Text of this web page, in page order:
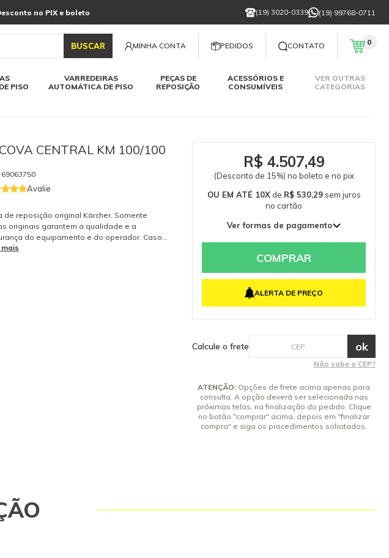
no PIX e boleto (19) 3020-0339 (19) 99768-0711
BUSCAR MINHA CONTA PEDIDOS CONTATO 0
PISO
VARREDEIRAS
AUTOMÁTICA DE PISO
PEÇAS DE
REPOSIÇÃO
ACESSÓRIOS E
CONSUMÍVEIS
VER OUTRAS
CATEGORIAS
CENTRAL KM 100/100
69063750
Avalie
de reposição original Kärcher. Somente
originais garantem a qualidade e a
do equipamento e do operador. Caso
dúvidas consulte-nos: (19) 99768-0711.
mais
R$ 4.507,49
(Desconto de 15%) no boleto e no pix
OU EM ATÉ 10Xde R$ 530,29sem juros
no cartão
Ver formas de pagamento
2x de R$ 2.651,46 sem juros
5x de R$ 1.060,59 sem juros
8x de R$ 662,87 sem juros
9x de R$ 589,21 sem juros
COMPRAR
ALERTA DE PREÇO
Calcule o frete
Não sabe o CEP?
ATENÇÃO: Opções de frete acima apenas para
consulta. A opção deverá ser selecionada nas
próximas telas, na finalização do pedido. Clique
no botão "comprar" acima, depois em "finalizar
compra" e siga os procedimentos solicitados.